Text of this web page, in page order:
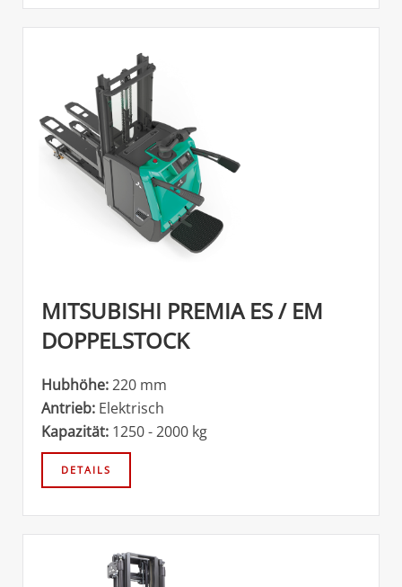
MITSUBISHI PREMIA ES / EM
DOPPELSTOCK
Hubhöhe:220 mm
Antrieb: Elektrisch
Kapazität: 1250 - 2000 kg